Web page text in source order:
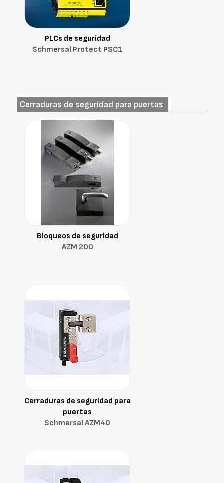
PLCs de seguridad
Schmersal Protect PSC1
Cerraduras de seguridad para puertas
Bloqueos de seguridad
AZM 200
Cerraduras de seguridad para
puertas
Schmersal AZM40